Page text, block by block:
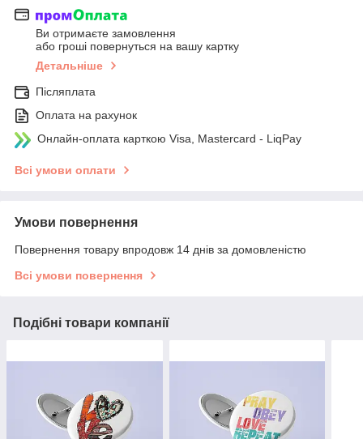
Ви отримаєте замовлення
або гроші повернуться на вашу картку
Детальніше
Післяплата
Оплата на рахунок
Онлайн-оплата карткою Visa, Mastercard - LiqPay
Всі умови оплати
Умови повернення
Повернення товару впродовж 14 днів за домовленістю
Всі умови повернення
Подібні товари компанії